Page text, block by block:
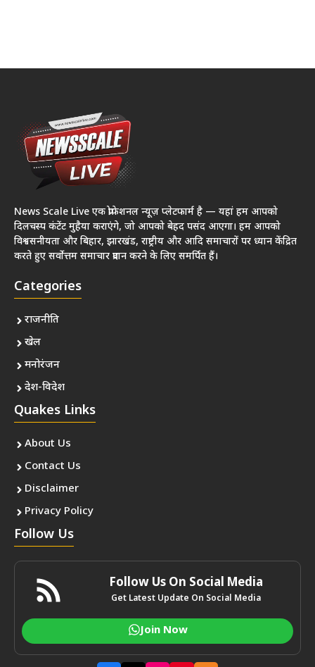
News Scale Live एक प्रोफेशनल न्यूज़ प्लेटफार्म है — यहां हम आपको
दिलचस्प कंटेंट मुहैया कराएंगे, जो आपको बेहद पसंद आएगा। हम आपको
विश्वसनीयता और बिहार, झारखंड, राष्ट्रीय और आदि समाचारों पर ध्यान केंद्रित
करते हुए सर्वोत्तम समाचार प्रदान करने के लिए समर्पित हैं।
Categories
राजनीति
खेल
मनोरंजन
देश-विदेश
Quakes Links
About Us
Contact Us
Disclaimer
Privacy Policy
Follow Us
Follow Us On Social Media
Get Latest Update On Social Media
Join Now